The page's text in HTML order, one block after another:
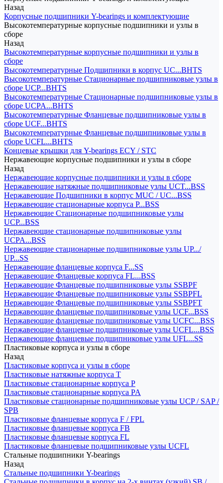
Назад
Корпусные подшипники Y-bearings и комплектующие
Высокотемпературные корпусные подшипники и узлы в
сборе
Назад
Высокотемпературные корпусные подшипники и узлы в
сборе
Высокотемпературные Подшипники в корпус UC...BHTS
Высокотемпературные Стационарные подшипниковые узлы в
сборе UCP...BHTS
Высокотемпературные Стационарные подшипниковые узлы в
сборе UCPA...BHTS
Высокотемпературные Фланцевые подшипниковые узлы в
сборе UCF...BHTS
Высокотемпературные Фланцевые подшипниковые узлы в
сборе UCFL...BHTS
Концевые крышки для Y-bearings ECY / STC
Нержавеющие корпусные подшипники и узлы в сборе
Назад
Нержавеющие корпусные подшипники и узлы в сборе
Нержавеющие натяжные подшипниковые узлы UCT...BSS
Нержавеющие Подшипники в корпус MUC / UC...BSS
Нержавеющие стационарные корпуса P...BSS
Нержавеющие Стационарные подшипниковые узлы
UCP...BSS
Нержавеющие стационарные подшипниковые узлы
UCPA...BSS
Нержавеющие стационарные подшипниковые узлы UP.../
UP...SS
Нержавеющие фланцевые корпуса F...SS
Нержавеющие Фланцевые корпуса FL...BSS
Нержавеющие Фланцевые подшипниковые узлы SSBPF
Нержавеющие Фланцевые подшипниковые узлы SSBPFL
Нержавеющие Фланцевые подшипниковые узлы SSBPFT
Нержавеющие фланцевые подшипниковые узлы UCF...BSS
Нержавеющие фланцевые подшипниковые узлы UCFC...BSS
Нержавеющие фланцевые подшипниковые узлы UCFL...BSS
Нержавеющие фланцевые подшипниковые узлы UFL...SS
Пластиковые корпуса и узлы в сборе
Назад
Пластиковые корпуса и узлы в сборе
Пластиковые натяжные корпуса T
Пластиковые стационарные корпуса P
Пластиковые стационарные корпуса PA
Пластиковые стационарные подшипниковые узлы UCP / SAP /
SPB
Пластиковые фланцевые корпуса F / FPL
Пластиковые фланцевые корпуса FB
Пластиковые фланцевые корпуса FL
Пластиковые фланцевые подшипниковые узлы UCFL
Стальные подшипники Y-bearings
Назад
Стальные подшипники Y-bearings